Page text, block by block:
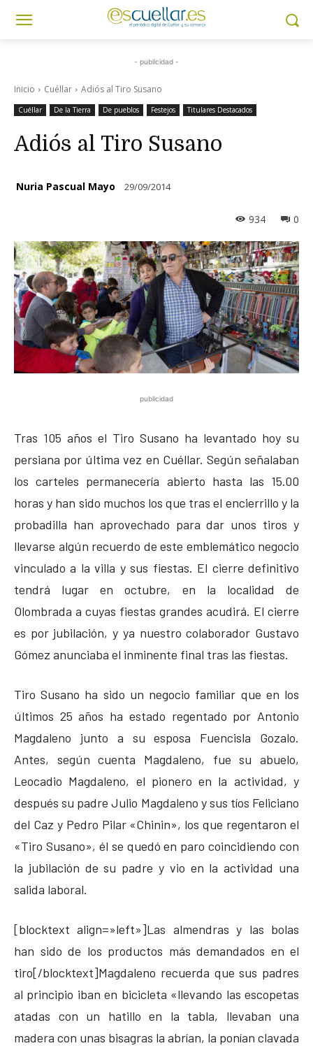
- publicidad -
Inicio Cuéllar Adiós al Tiro Susano
Cuéllar De la Tierra De pueblos Festejos Titulares Destacados
Adiós al Tiro Susano
Nuria Pascual Mayo 29/09/2014
0
934
publicidad
Tras 105 años el Tiro Susano ha levantado hoy su
persiana por última vez en Cuéllar. Según señalaban
los carteles permanecería abierto hasta las 15.00
horas y han sido muchos los que tras el encierrillo y la
probadilla han aprovechado para dar unos tiros y
llevarse algún recuerdo de este emblemático negocio
vinculado a la villa y sus fiestas. El cierre definitivo
tendrá lugar en octubre, en la localidad de
Olombrada a cuyas fiestas grandes acudirá. El cierre
es por jubilación, y ya nuestro colaborador Gustavo
Gómez anunciaba el inminente final tras las fiestas.
Tiro Susano ha sido un negocio familiar que en los
últimos 25 años ha estado regentado por Antonio
Magdaleno junto a su esposa Fuencisla Gozalo.
Antes, según cuenta Magdaleno, fue su abuelo,
Leocadio Magdaleno, el pionero en la actividad, y
después su padre Julio Magdaleno y sus tíos Feliciano
del Caz y Pedro Pilar «Chinin», los que regentaron el
«Tiro Susano», él se quedó en paro coincidiendo con
la jubilación de su padre y vio en la actividad una
salida laboral.
[blocktext align=»left»]Las almendras y las bolas
han sido de los productos más demandados en el
tiro[/blocktext]Magdaleno recuerda que sus padres
al principio iban en bicicleta «llevando las escopetas
atadas con un hatillo en la tabla, llevaban una
madera con unas bisagras la abrían, la ponían clavada